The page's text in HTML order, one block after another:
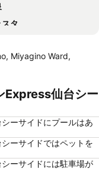
タ
バレー泉高原スキー場
スキー場
Museum of Art
Miyagino Ward,
Express仙台シー
ーサイドにプールはあ
ーサイドではペットを
ーサイドには駐車場が